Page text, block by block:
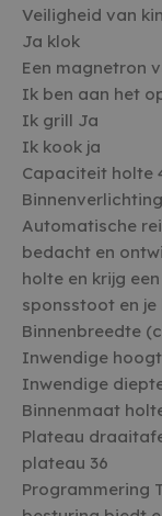
Veiligheid van
Ja klok
Een magnetron
Ik ben aan het
Ik grill Ja
Ik kook ja
Capaciteit holte
Automatische
bedacht en
holte en krijg
sponsstoot en je
Binnenbreedte
Inwendige
Inwendige
Binnenmaat
Plateau
plateau 36
Programmering